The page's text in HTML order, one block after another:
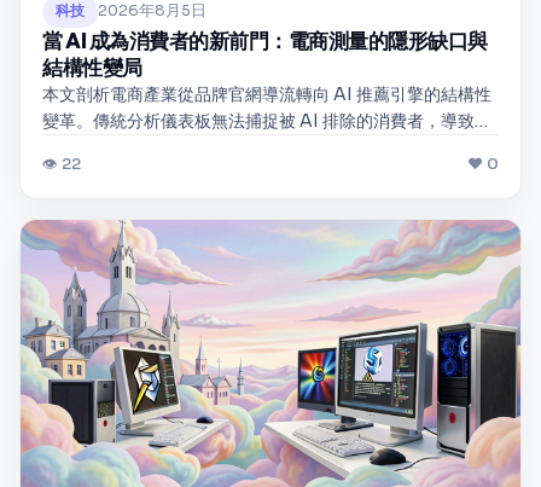
科技 2026年8月5日
當 AI 成為消費者的新前門：電商測量的隱形缺口與
結構性變局
本文剖析電商產業從品牌官網導流轉向 AI 推薦引擎的結構性
變革。傳統分析儀表板無法捕捉被 AI 排除的消費者，導致品
去脈、對未來市場格局的影響，以及品牌該如何建立新的測
👁 22 ❤ 0